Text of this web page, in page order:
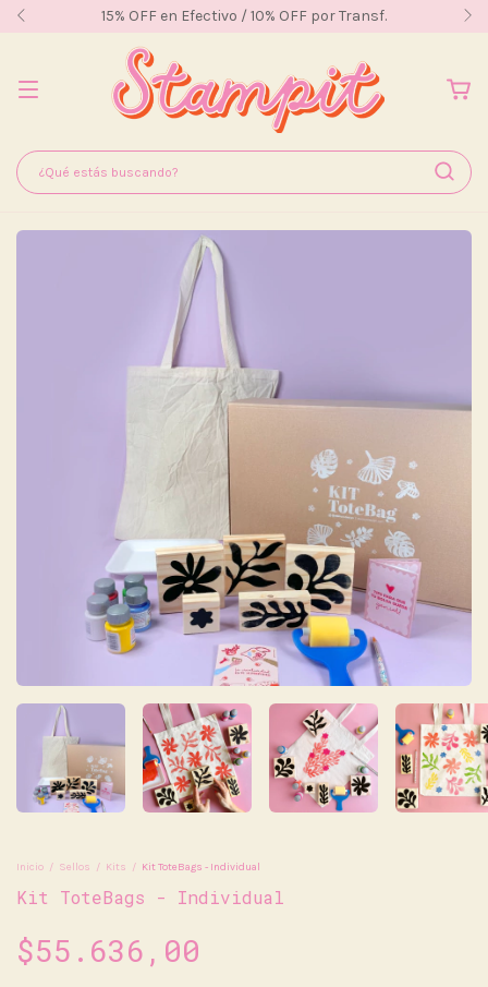
15% OFF en Efectivo / 10% OFF por Transf.
Inicio / Sellos / Kits / Kit ToteBags - Individual
Kit ToteBags - Individual
$55.636,00